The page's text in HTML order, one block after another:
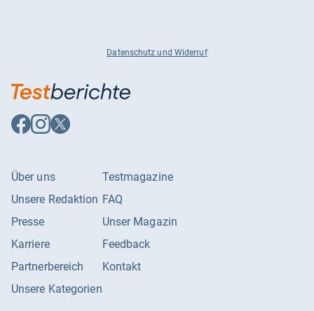
Datenschutz und Widerruf
Auf
Facebook
Auf
Instagram
Auf
X
Über uns
Unsere Redaktion
Presse
Karriere
Partnerbereich
Unsere Kategorien
Testmagazine
FAQ
Unser Magazin
Feedback
Kontakt